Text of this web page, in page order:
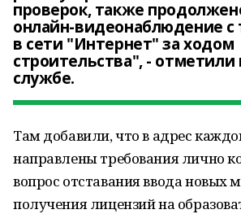
проверок, также
онлайн-видеонаблюдение с
в сети "Интернет" за ходом
строительства", - отметили
службе.
Там добавили, что в адрес
направлены требования лично
вопрос отставания ввода новых
получения лицензий на